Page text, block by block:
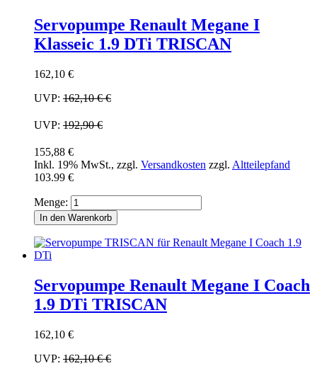
Servopumpe Renault Megane I
Klasseic 1.9 DTi TRISCAN
162,10 €
UVP: 162,10 €€
UVP: 192,90 €
155,88 €
Inkl. 19% MwSt., zzgl. Versandkosten zzgl. Altteilepfand
103.99 €
Menge:
In den Warenkorb
Servopumpe Renault Megane I Coach
1.9 DTi TRISCAN
162,10 €
UVP: 162,10 €€